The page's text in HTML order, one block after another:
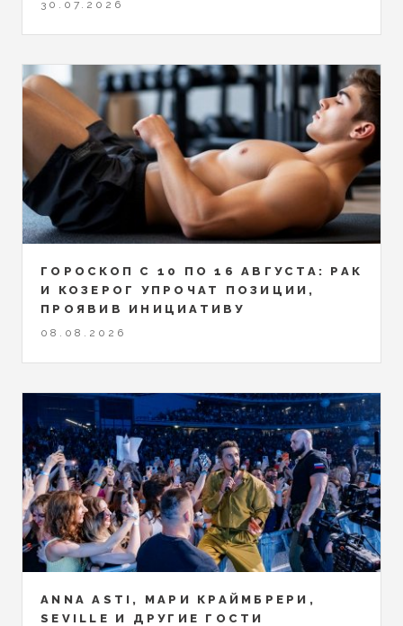
30.07.2026
ГОРОСКОП С 10 ПО 16 АВГУСТА: РАК
И КОЗЕРОГ УПРОЧАТ ПОЗИЦИИ,
ПРОЯВИВ ИНИЦИАТИВУ
08.08.2026
ANNA ASTI, МАРИ КРАЙМБРЕРИ,
SEVILLE И ДРУГИЕ ГОСТИ